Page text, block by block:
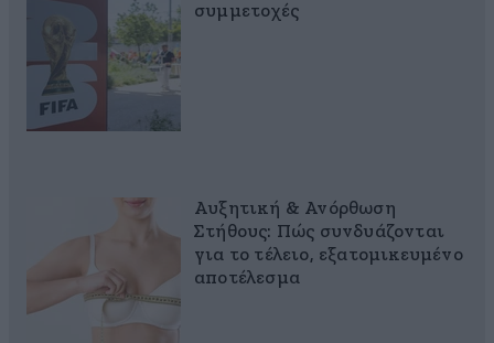
συμμετοχές
Αυξητική & Ανόρθωση
Στήθους: Πώς συνδυάζονται
για το τέλειο, εξατομικευμένο
αποτέλεσμα